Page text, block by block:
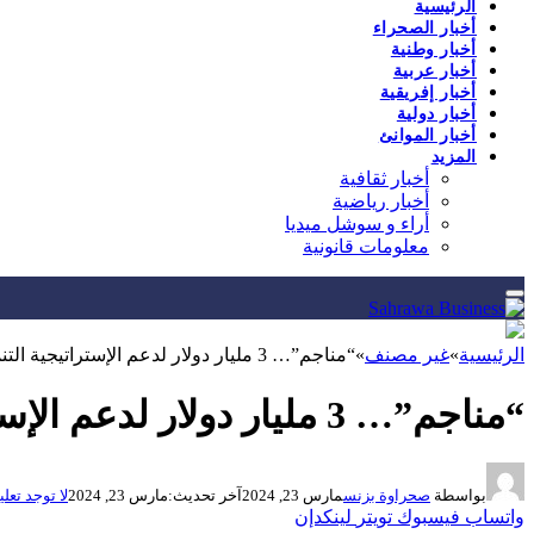
الرئيسية
أخبار الصحراء
أخبار وطنية
أخبار عربية
أخبار إفريقية
أخبار دولية
أخبار الموانئ
المزيد
أخبار ثقافية
أخبار رياضية
أراء و سوشل ميديا
معلومات قانونية
الرئيسية»غير مصنف»“مناجم”… 3 مليار دولار لدعم الإستراتيجية التنموية …
“مناجم”… 3 مليار دولار لدعم الإستراتيجية التنموية …
بواسطة صحراوة بزنسمارس 23, 2024 آخر تحديث:مارس 23, 2024 لا توجد
واتساب فيسبوك تويتر لينكدإن